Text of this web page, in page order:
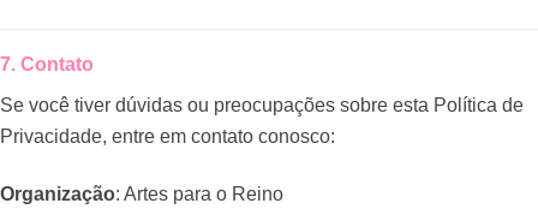
7. Contato
Se você tiver dúvidas ou preocupações sobre esta Política de
Privacidade, entre em contato conosco:
Organização: Artes para o Reino